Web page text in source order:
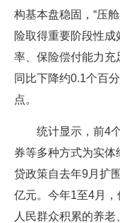
构基本盘稳固，“压
险取得重要阶段性
率、保险偿付能力充
同比下降约0.1个百
点。
统计显示，前4个
券等多种方式为实
贷政策自去年9月扩
亿元。今年1至4月
人民群众积累的养